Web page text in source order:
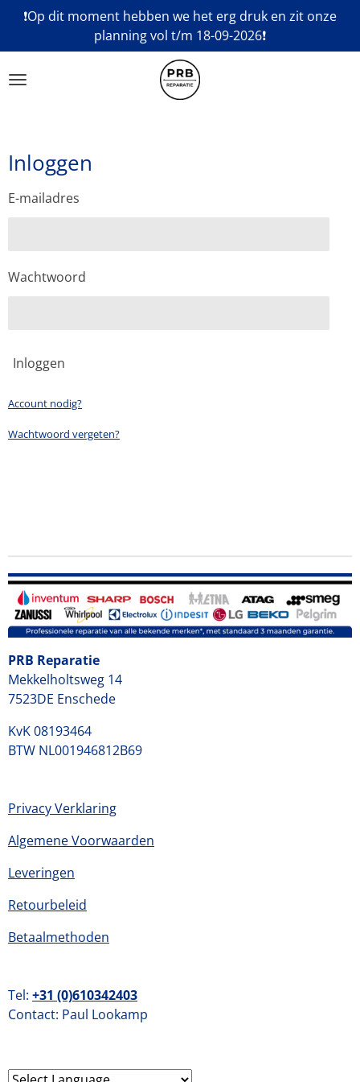
naar
de
❗Op dit moment hebben we het erg druk en zit onze
planning vol t/m 18-09-2026❗
Inloggen
E-mailadres
Wachtwoord
Inloggen
Account nodig?
Wachtwoord vergeten?
PRB Reparatie
Mekkelholtsweg 14
7523DE Enschede
KvK 08193464
BTW NL001946812B69
Privacy Verklaring
Algemene Voorwaarden
Leveringen
Retourbeleid
Betaalmethoden
Tel: +31 (0)610342403
Contact: Paul Lookamp